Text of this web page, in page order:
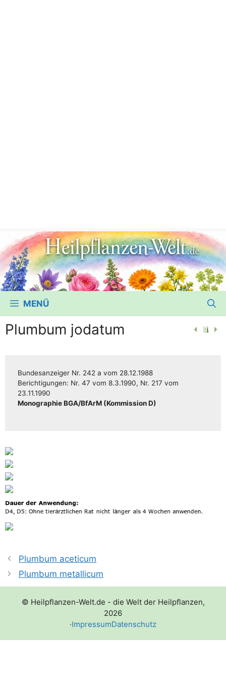
MENÜ
Plumbum jodatum
Bun­des­an­zei­ger Nr. 242 a vom 28.12.1988
Berich­ti­gun­gen: Nr. 47 vom 8.3.1990, Nr. 217 vom
23.11.1990
Mono­gra­phie BGA/​​BfArM (Kom­mis­si­on D)
Plumbum aceticum
Plumbum metallicum
© Heilpflanzen-Welt.de - die Welt der Heilpflanzen,
2026
·ImpressumDatenschutz